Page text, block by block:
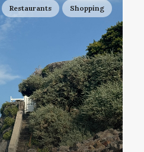
Restaurants Shopping